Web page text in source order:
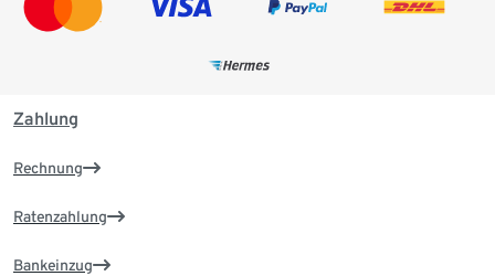
Zahlung
Rechnung
Ratenzahlung
Bankeinzug